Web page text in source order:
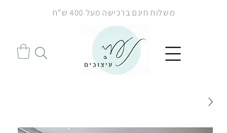
משלוח חינם ברכישה מעל 400 ש"ח